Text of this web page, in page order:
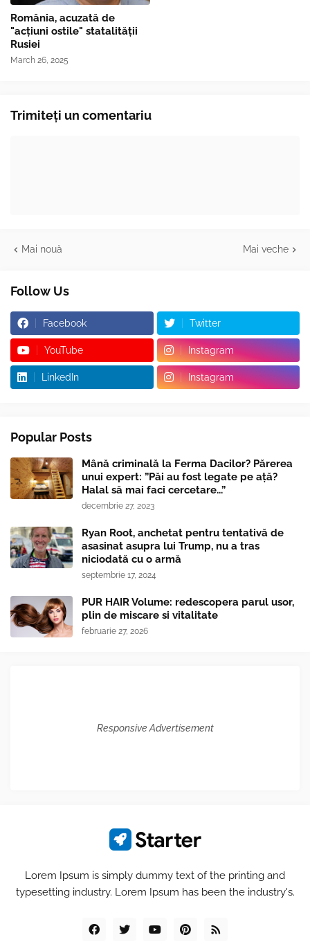
România, acuzată de
"acțiuni ostile" statalității
Rusiei
March 26, 2025
Trimiteți un comentariu
Mai nouă Mai veche
Follow Us
Facebook Twitter
YouTube Instagram
LinkedIn Instagram
Popular Posts
Mână criminală la Ferma Dacilor? Părerea
unui expert: ”Păi au fost legate pe ață?
Halal să mai faci cercetare...”
decembrie 27, 2023
Ryan Root, anchetat pentru tentativă de
asasinat asupra lui Trump, nu a tras
niciodată cu o armă
septembrie 17, 2024
PUR HAIR Volume: redescopera parul usor,
plin de miscare si vitalitate
februarie 27, 2026
Responsive Advertisement
Lorem Ipsum is simply dummy text of the printing and
typesetting industry. Lorem Ipsum has been the industry's.